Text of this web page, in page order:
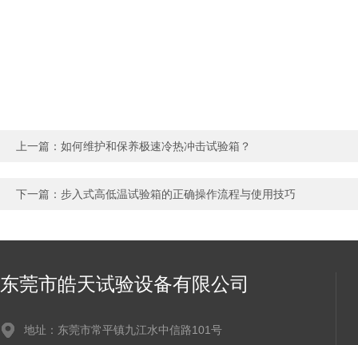
上一篇： 如何维护和保养极速冷热冲击试验箱？
下一篇： 步入式高低温试验箱的正确操作流程与使用技巧
东莞市皓天试验设备有限公司
地址：东莞市常平镇九江水中信路101号